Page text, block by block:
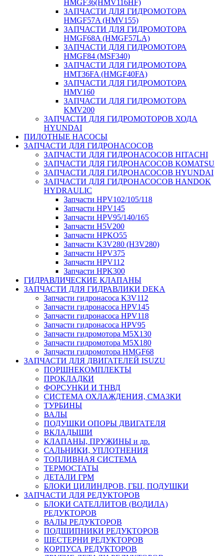
HMGF36(HMV116HF)
ЗАПЧАСТИ ДЛЯ ГИДРОМОТОРА
HMGF57A (HMV155)
ЗАПЧАСТИ ДЛЯ ГИДРОМОТОРА
HMGF68A (HMGF57LA)
ЗАПЧАСТИ ДЛЯ ГИДРОМОТОРА
HMGF84 (MSF340)
ЗАПЧАСТИ ДЛЯ ГИДРОМОТОРА
HMT36FA (HMGF40FA)
ЗАПЧАСТИ ДЛЯ ГИДРОМОТОРА
HMV160
ЗАПЧАСТИ ДЛЯ ГИДРОМОТОРА
KMV200
ЗАПЧАСТИ ДЛЯ ГИДРОМОТОРОВ ХОДА
HYUNDAI
ПИЛОТНЫЕ НАСОСЫ
ЗАПЧАСТИ ДЛЯ ГИДРОНАСОСОВ
ЗАПЧАСТИ ДЛЯ ГИДРОНАСОСОВ HITACHI
ЗАПЧАСТИ ДЛЯ ГИДРОНАСОСОВ KOMATSU
ЗАПЧАСТИ ДЛЯ ГИДРОНАСОСОВ HYUNDAI
ЗАПЧАСТИ ДЛЯ ГИДРОНАСОСОВ HANDOK
HYDRAULIC
Запчасти HPV102/105/118
Запчасти HPV145
Запчасти HPV95/140/165
Запчасти H5V200
Запчасти HPKO55
Запчасти K3V280 (H3V280)
Запчасти HPV375
Запчасти HPV112
Запчасти HPK300
ГИДРАВЛИЧЕСКИЕ КЛАПАНЫ
ЗАПЧАСТИ ДЛЯ ГИДРАВЛИКИ DEKA
Запчасти гидронасоса K3V112
Запчасти гидронасоса HPV145
Запчасти гидронасоса HPV118
Запчасти гидронасоса HPV95
Запчасти гидромотора M5X130
Запчасти гидромотора M5X180
Запчасти гидромотора HMGF68
ЗАПЧАСТИ ДЛЯ ДВИГАТЕЛЕЙ ISUZU
ПОРШНЕКОМПЛЕКТЫ
ПРОКЛАДКИ
ФОРСУНКИ И ТНВД
СИСТЕМА ОХЛАЖДЕНИЯ, СМАЗКИ
ТУРБИНЫ
ВАЛЫ
ПОДУШКИ ОПОРЫ ДВИГАТЕЛЯ
ВКЛАДЫШИ
КЛАПАНЫ, ПРУЖИНЫ и др.
САЛЬНИКИ, УПЛОТНЕНИЯ
ТОПЛИВНАЯ СИСТЕМА
ТЕРМОСТАТЫ
ДЕТАЛИ ГРМ
БЛОКИ ЦИЛИНДРОВ, ГБЦ, ПОДУШКИ
ЗАПЧАСТИ ДЛЯ РЕДУКТОРОВ
БЛОКИ САТЕЛЛИТОВ (ВОДИЛА)
РЕДУКТОРОВ
ВАЛЫ РЕДУКТОРОВ
ПОДШИПНИКИ РЕДУКТОРОВ
ШЕСТЕРНИ РЕДУКТОРОВ
КОРПУСА РЕДУКТОРОВ